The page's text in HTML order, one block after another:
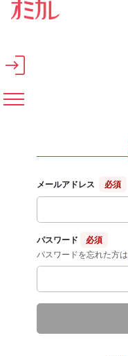
メインコンテンツへスキップ
メールアドレス 必須
パスワード
必須
パスワードを忘れた方は